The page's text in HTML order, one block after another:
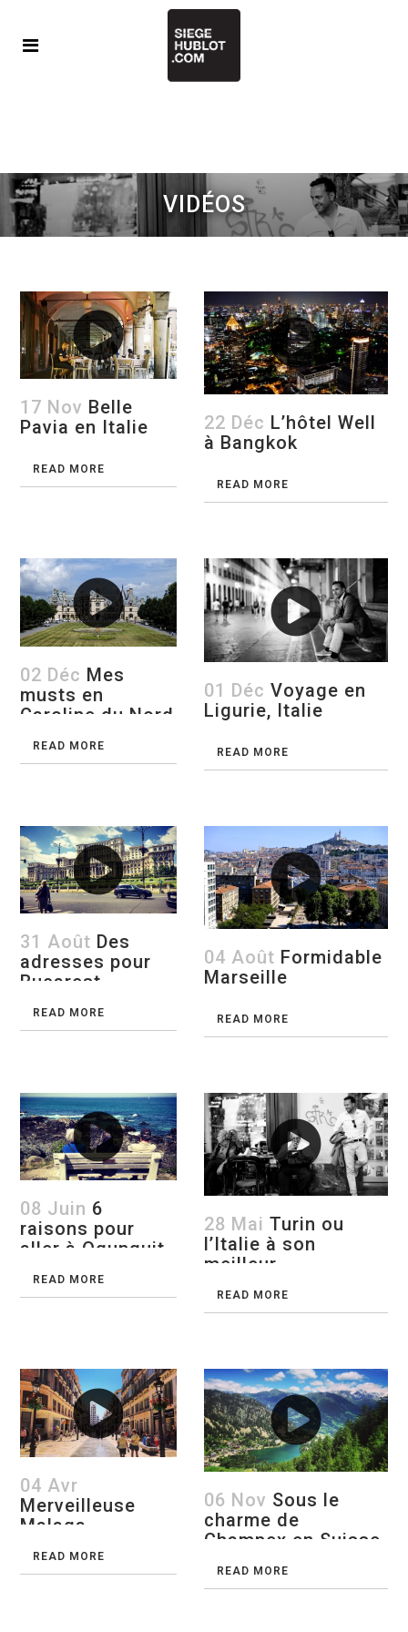
VIDÉOS
17 Nov Belle
Pavia en Italie
READ MORE
22 Déc L’hôtel Well
à Bangkok
READ MORE
02 Déc Mes
musts en
Caroline du Nord
READ MORE
01 Déc Voyage en
Ligurie, Italie
READ MORE
31 Août Des
adresses pour
Bucarest
READ MORE
04 Août Formidable
Marseille
READ MORE
08 Juin 6
raisons pour
aller à Ogunquit
READ MORE
28 Mai Turin ou
l’Italie à son
meilleur
READ MORE
04 Avr
Merveilleuse
Malaga
READ MORE
06 Nov Sous le
charme de
Champex en Suisse
READ MORE